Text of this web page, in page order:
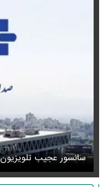
سانسور عجیب